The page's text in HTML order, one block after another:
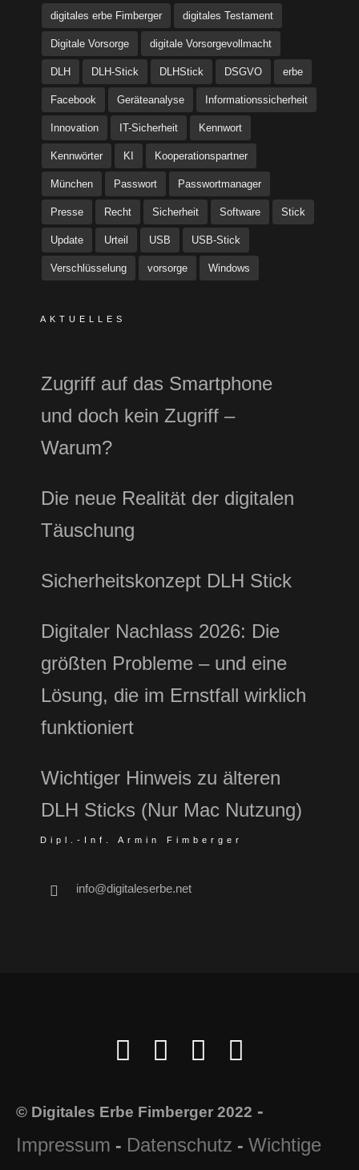
digitales erbe Fimberger digitales Testament
Digitale Vorsorge digitale Vorsorgevollmacht
DLH DLH-Stick DLHStick DSGVO erbe
Facebook Geräteanalyse Informationssicherheit
Innovation IT-Sicherheit Kennwort
Kennwörter KI Kooperationspartner
München Passwort Passwortmanager
Presse Recht Sicherheit Software Stick
Update Urteil USB USB-Stick
Verschlüsselung vorsorge Windows
AKTUELLES
Zugriff auf das Smartphone
und doch kein Zugriff –
Warum?
Die neue Realität der digitalen
Täuschung
Sicherheitskonzept DLH Stick
Digitaler Nachlass 2026: Die
größten Probleme – und eine
Lösung, die im Ernstfall wirklich
funktioniert
Wichtiger Hinweis zu älteren
DLH Sticks (Nur Mac Nutzung)
Dipl.-Inf. Armin Fimberger
info@digitaleserbe.net
© Digitales Erbe Fimberger 2022 -
Impressum - Datenschutz - Wichtige